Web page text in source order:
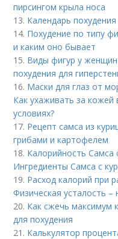
пирсингом крыла носа
13. Календарь
14. Похудение по типу
и каким оно бывает
15. Виды фигур у
похудения для
16. Маски для глаз от
Как ухаживать за кожей
условиях?
17. Рецепт самса из
грибами и картофелем
18. Калорийность Самса
Ингредиенты Самса с
19. Расход калорий при
Физическая усталость –
20. Как сжечь максимум
для похудения
21. Калькулятор